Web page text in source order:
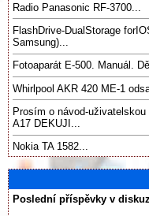
Radio Panasonic RF-3700...
FlashDrive-DualStorage
Samsung)...
Fotoaparát E-500. Manuál.
Whirlpool AKR 420 ME-1
Prosím o návod-
A17 DEKUJI...
Nokia TA 1582...
Poslední příspěvky v